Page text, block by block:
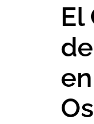
El
en